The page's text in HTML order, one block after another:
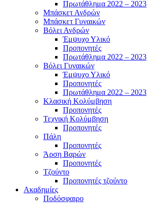
Πρωτάθλημα 2022 – 2023
Μπάσκετ Ανδρών
Μπάσκετ Γυναικών
Βόλει Ανδρών
Έμψυχο Υλικό
Προπονητές
Πρωτάθλημα 2022 – 2023
Βόλει Γυναικών
Έμψυχο Υλικό
Προπονητές
Πρωτάθλημα 2022 – 2023
Κλασική Κολύμβηση
Προπονητές
Τεχνική Κολύμβηση
Προπονητές
Πάλη
Προπονητές
Άρση Βαρών
Προπονητές
Τζούντο
Προπονητές τζούντο
Ακαδημίες
Ποδόσφαιρο